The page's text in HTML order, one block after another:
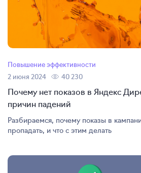
Повышение эффективности
2 июня 2024
40 230
Почему нет показов в Яндекс
причин падений
Разбираемся, почему показы в
пропадать, и что с этим делать